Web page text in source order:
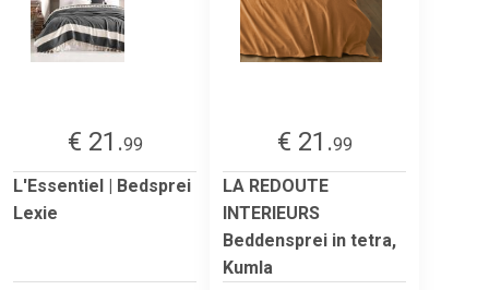
€ 21.99
L'Essentiel | Bedsprei
Lexie
€ 21.99
LA REDOUTE
INTERIEURS
Beddensprei in tetra,
Kumla